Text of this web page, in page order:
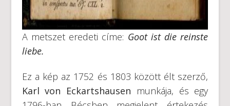
A metszet eredeti címe: Goot ist die reinste
liebe.
Ez a kép az 1752 és 1803 között élt szerző,
Karl von Eckartshausen munkája, és egy